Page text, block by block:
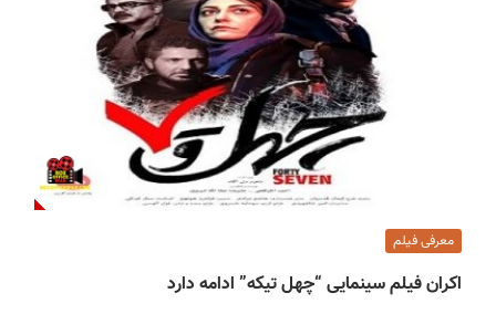
معرفی فیلم
اکران فیلم سینمایی “چهل تیکه” ادامه دارد